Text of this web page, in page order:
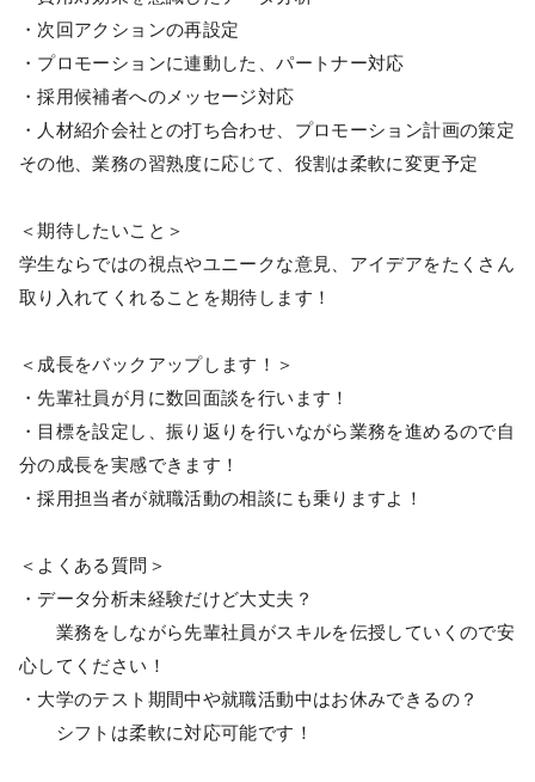
・次回アクションの再設定
・プロモーションに連動した、パートナー対応
・採用候補者へのメッセージ対応
・人材紹介会社との打ち合わせ、プロモーション計画の策定
その他、業務の習熟度に応じて、役割は柔軟に変更予定
＜期待したいこと＞
学生ならではの視点やユニークな意見、アイデアをたくさん
取り入れてくれることを期待します！
＜成長をバックアップします！＞
・先輩社員が月に数回面談を行います！
・目標を設定し、振り返りを行いながら業務を進めるので自
分の成長を実感できます！
・採用担当者が就職活動の相談にも乗りますよ！
＜よくある質問＞
・データ分析未経験だけど大丈夫？
業務をしながら先輩社員がスキルを伝授していくので安
心してください！
・大学のテスト期間中や就職活動中はお休みできるの？
シフトは柔軟に対応可能です！